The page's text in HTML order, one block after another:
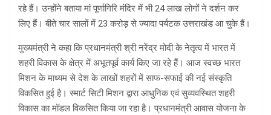
रहे हैं। उन्होंने बताया मां पूर्णागिरि मंदिर में भी 24 लाख लोगों ने दर्शन कर
लिए हैं। बीते चार सालों में 23 करोड़ से ज्यादा पर्यटक उत्तराखंड आ चुके हैं।
मुख्यमंत्री ने कहा कि प्रधानमंत्री श्री नरेंद्र मोदी के नेतृत्व में भारत में
शहरी विकास के क्षेत्र में अभूतपूर्व कार्य किए जा रहे हैं। आज स्वच्छ भारत
मिशन के माध्यम से देश के लाखों शहरों में साफ-सफाई की नई संस्कृति
विकसित हुई है। स्मार्ट सिटी मिशन द्वारा आधुनिक एवं सुव्यवस्थित शहरी
विकास का मॉडल विकसित किया जा रहा है। प्रधानमंत्री आवास योजना के